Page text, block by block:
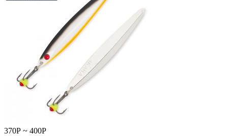
370Р ~ 400Р